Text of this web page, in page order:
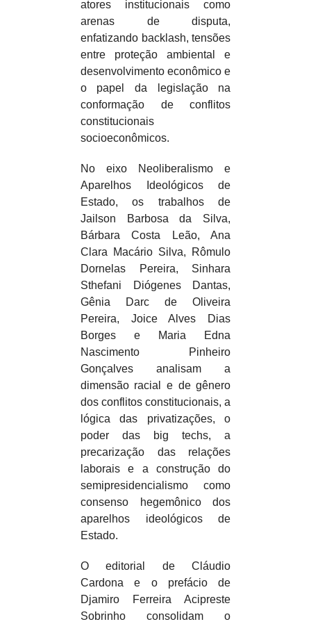
atores institucionais como
arenas de disputa,
enfatizando backlash, tensões
entre proteção ambiental e
desenvolvimento econômico e
o papel da legislação na
conformação de conflitos
constitucionais
socioeconômicos.​
No eixo Neoliberalismo e
Aparelhos Ideológicos de
Estado, os trabalhos de
Jailson Barbosa da Silva,
Bárbara Costa Leão, Ana
Clara Macário Silva, Rômulo
Dornelas Pereira, Sinhara
Sthefani Diógenes Dantas,
Gênia Darc de Oliveira
Pereira, Joice Alves Dias
Borges e Maria Edna
Nascimento Pinheiro
Gonçalves analisam a
dimensão racial e de gênero
dos conflitos constitucionais, a
lógica das privatizações, o
poder das big techs, a
precarização das relações
laborais e a construção do
semipresidencialismo como
consenso hegemônico dos
aparelhos ideológicos de
Estado.​​
O editorial de Cláudio
Cardona e o prefácio de
Djamiro Ferreira Acipreste
Sobrinho consolidam o